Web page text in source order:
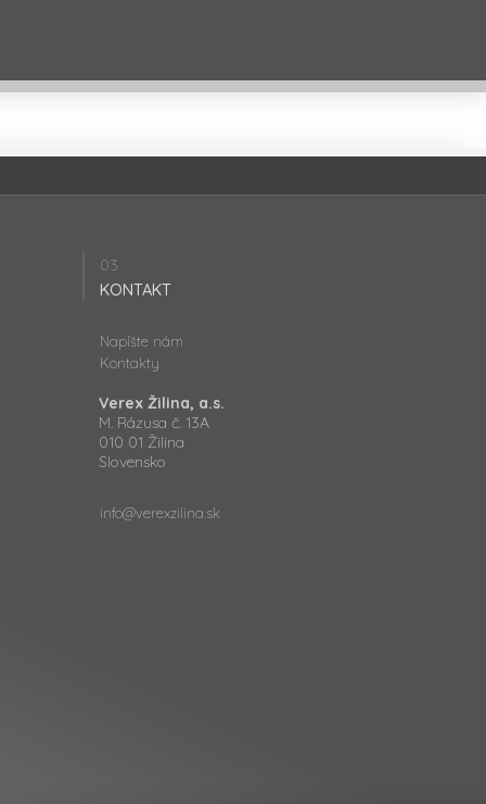
03
KONTAKT
Napíšte nám
Kontakty
Verex Žilina, a.s.
M. Rázusa č. 13A
010 01 Žilina
Slovensko
info@verexzilina.sk